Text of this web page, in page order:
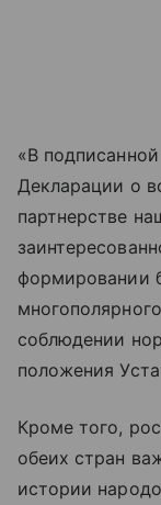
«В
Декларации о
партнерстве
формировании
соблюдении
положения
Кроме того,
обеих стран
истории